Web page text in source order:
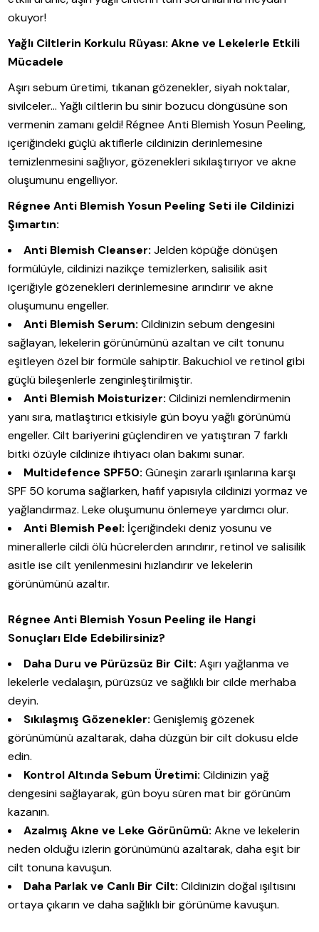
okuyor!
Yağlı Ciltlerin Korkulu Rüyası: Akne ve Lekelerle Etkili
Mücadele
Aşırı sebum üretimi, tıkanan gözenekler, siyah noktalar,
sivilceler… Yağlı ciltlerin bu sinir bozucu döngüsüne son
vermenin zamanı geldi! Régnee Anti Blemish Yosun Peeling,
içeriğindeki güçlü aktiflerle cildinizin derinlemesine
temizlenmesini sağlıyor, gözenekleri sıkılaştırıyor ve akne
oluşumunu engelliyor.
Régnee Anti Blemish Yosun Peeling Seti ile Cildinizi
Şımartın:
Anti Blemish Cleanser: Jelden köpüğe dönüşen
formülüyle, cildinizi nazikçe temizlerken, salisilik asit
içeriğiyle gözenekleri derinlemesine arındırır ve akne
oluşumunu engeller.
Anti Blemish Serum: Cildinizin sebum dengesini
sağlayan, lekelerin görünümünü azaltan ve cilt tonunu
eşitleyen özel bir formüle sahiptir. Bakuchiol ve retinol gibi
güçlü bileşenlerle zenginleştirilmiştir.
Anti Blemish Moisturizer: Cildinizi nemlendirmenin
yanı sıra, matlaştırıcı etkisiyle gün boyu yağlı görünümü
engeller. Cilt bariyerini güçlendiren ve yatıştıran 7 farklı
bitki özüyle cildinize ihtiyacı olan bakımı sunar.
Multidefence SPF50: Güneşin zararlı ışınlarına karşı
SPF 50 koruma sağlarken, hafif yapısıyla cildinizi yormaz ve
yağlandırmaz. Leke oluşumunu önlemeye yardımcı olur.
Anti Blemish Peel: İçeriğindeki deniz yosunu ve
minerallerle cildi ölü hücrelerden arındırır, retinol ve salisilik
asitle ise cilt yenilenmesini hızlandırır ve lekelerin
görünümünü azaltır.
Régnee Anti Blemish Yosun Peeling ile Hangi
Sonuçları Elde Edebilirsiniz?
Daha Duru ve Pürüzsüz Bir Cilt: Aşırı yağlanma ve
lekelerle vedalaşın, pürüzsüz ve sağlıklı bir cilde merhaba
deyin.
Sıkılaşmış Gözenekler: Genişlemiş gözenek
görünümünü azaltarak, daha düzgün bir cilt dokusu elde
edin.
Kontrol Altında Sebum Üretimi: Cildinizin yağ
dengesini sağlayarak, gün boyu süren mat bir görünüm
kazanın.
Azalmış Akne ve Leke Görünümü: Akne ve lekelerin
neden olduğu izlerin görünümünü azaltarak, daha eşit bir
cilt tonuna kavuşun.
Daha Parlak ve Canlı Bir Cilt: Cildinizin doğal ışıltısını
ortaya çıkarın ve daha sağlıklı bir görünüme kavuşun.